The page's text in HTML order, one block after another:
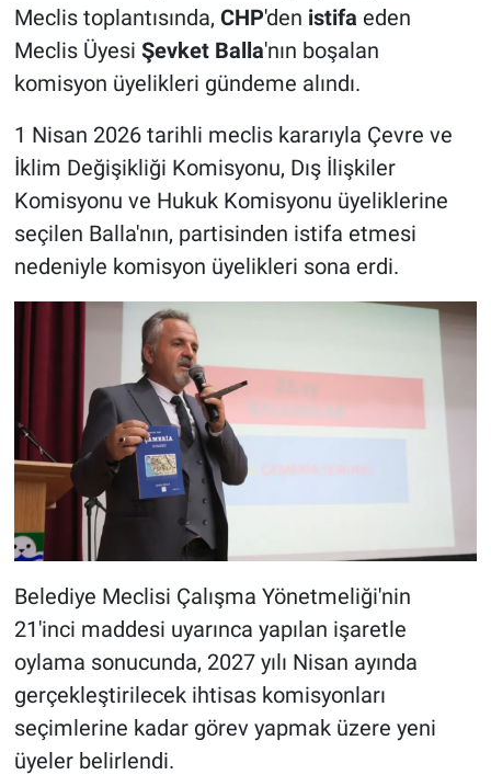
Meclis toplantısında, CHP'den istifa eden
Meclis Üyesi Şevket Balla'nın boşalan
komisyon üyelikleri gündeme alındı.
1 Nisan 2026 tarihli meclis kararıyla Çevre ve
İklim Değişikliği Komisyonu, Dış İlişkiler
Komisyonu ve Hukuk Komisyonu üyeliklerine
seçilen Balla'nın, partisinden istifa etmesi
nedeniyle komisyon üyelikleri sona erdi.
Belediye Meclisi Çalışma Yönetmeliği'nin
21'inci maddesi uyarınca yapılan işaretle
oylama sonucunda, 2027 yılı Nisan ayında
gerçekleştirilecek ihtisas komisyonları
seçimlerine kadar görev yapmak üzere yeni
üyeler belirlendi.